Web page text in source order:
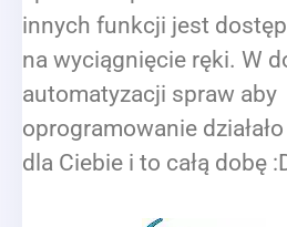
innych funkcji jest
na wyciągnięcie ręki. W
automatyzacji spraw aby
oprogramowanie
dla Ciebie i to całą dobę